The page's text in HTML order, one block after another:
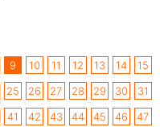
9 10 11 12 13 14
15
25 26 27 28 29 30
31
41 42 43 44 45 46
47